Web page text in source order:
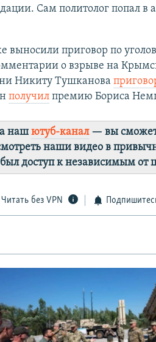
Сам политолог попал в
выносили приговор по
о взрыве на
Никиту Тушканова
получилпремию Бориса
нашютуб-канал— вы
наши видео в
был доступ к независимым от
Читать без VPN